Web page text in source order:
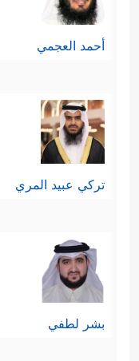
أحمد العجمي
تركي عبيد المري
بشر لطفي